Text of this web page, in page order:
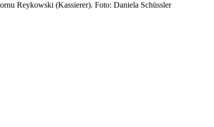
Reykowski (Kassierer). Foto: Daniela Schüssler